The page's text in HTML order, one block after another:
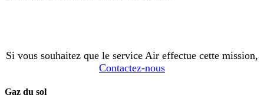
Si vous souhaitez que le service Air effectue cette mission,
Contactez-nous
Gaz du sol